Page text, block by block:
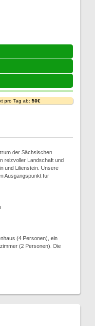
pro Tag ab: 50€
der Sächsischen
reizvoller Landschaft und
und Lilienstein. Unsere
Ausgangspunkt für
(4 Personen), ein
(2 Personen). Die